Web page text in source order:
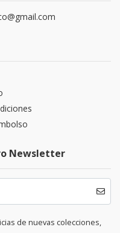
Newsletter
de nuevas colecciones,